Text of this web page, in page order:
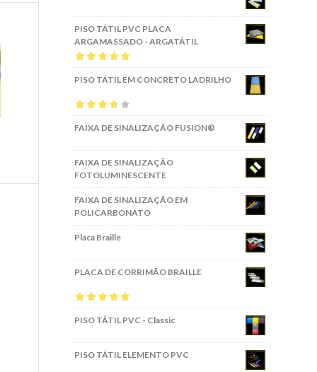
PISO TÁTIL PVC PLACA
ARGAMASSADO - ARGATÁTIL
Avaliação5.00
de 5
PISO TÁTIL EM CONCRETO LADRILHO
Avaliação
3.67de 5
FAIXA DE SINALIZAÇÃO FUSION®
FAIXA DE SINALIZAÇÃO
FOTOLUMINESCENTE
FAIXA DE SINALIZAÇÃO EM
POLICARBONATO
Placa Braille
PLACA DE CORRIMÃO BRAILLE
Avaliação5.00
de 5
PISO TÁTIL PVC - Classic
PISO TÁTIL ELEMENTO PVC